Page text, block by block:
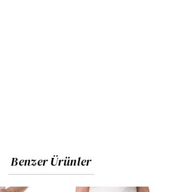
Benzer Ürünler